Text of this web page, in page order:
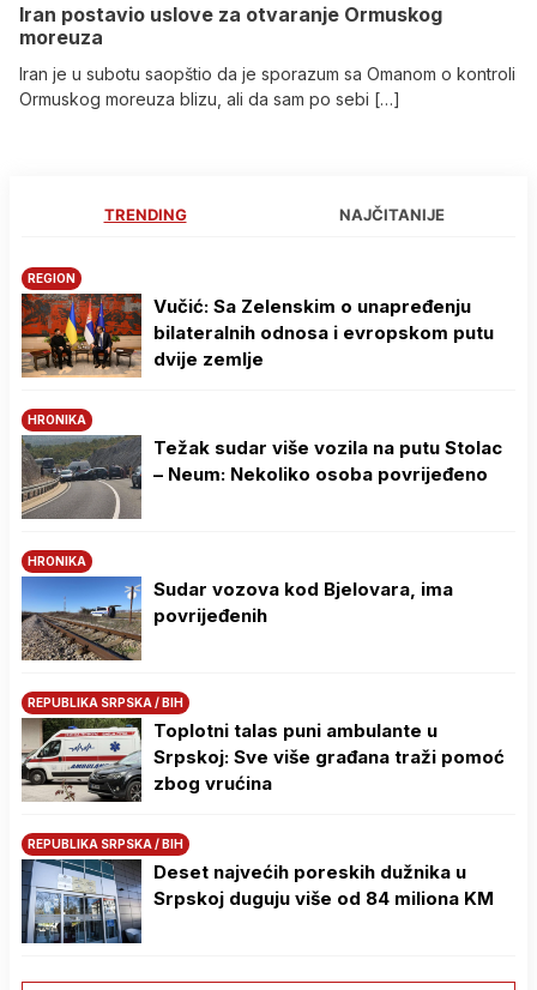
Iran postavio uslove za otvaranje Ormuskog
moreuza
Iran je u subotu saopštio da je sporazum sa Omanom o kontroli
Ormuskog moreuza blizu, ali da sam po sebi […]
TRENDING NAJČITANIJE
REGION
Vučić: Sa Zelenskim o unapređenju
bilateralnih odnosa i evropskom putu
dvije zemlje
HRONIKA
Težak sudar više vozila na putu Stolac
– Neum: Nekoliko osoba povrijeđeno
HRONIKA
Sudar vozova kod Bjelovara, ima
povrijeđenih
REPUBLIKA SRPSKA / BIH
Toplotni talas puni ambulante u
Srpskoj: Sve više građana traži pomoć
zbog vrućina
REPUBLIKA SRPSKA / BIH
Deset najvećih poreskih dužnika u
Srpskoj duguju više od 84 miliona KM